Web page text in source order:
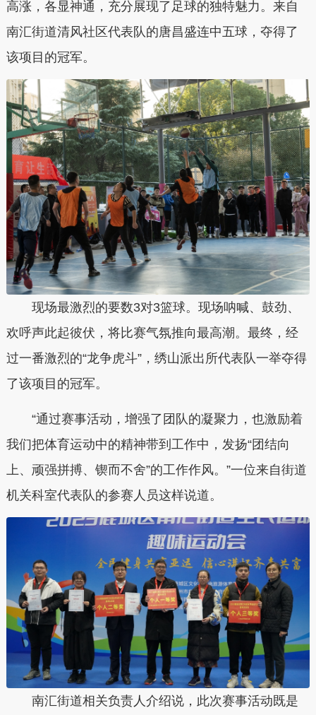
高涨，各显神通，充分展现了足球的独特魅力。来自
南汇街道清风社区代表队的唐昌盛连中五球，夺得了
该项目的冠军。
现场最激烈的要数3对3篮球。现场呐喊、鼓劲、
欢呼声此起彼伏，将比赛气氛推向最高潮。最终，经
过一番激烈的“龙争虎斗”，绣山派出所代表队一举夺得
了该项目的冠军。
“通过赛事活动，增强了团队的凝聚力，也激励着
我们把体育运动中的精神带到工作中，发扬“团结向
上、顽强拼搏、锲而不舍”的工作作风。”一位来自街道
机关科室代表队的参赛人员这样说道。
南汇街道相关负责人介绍说，此次赛事活动既是